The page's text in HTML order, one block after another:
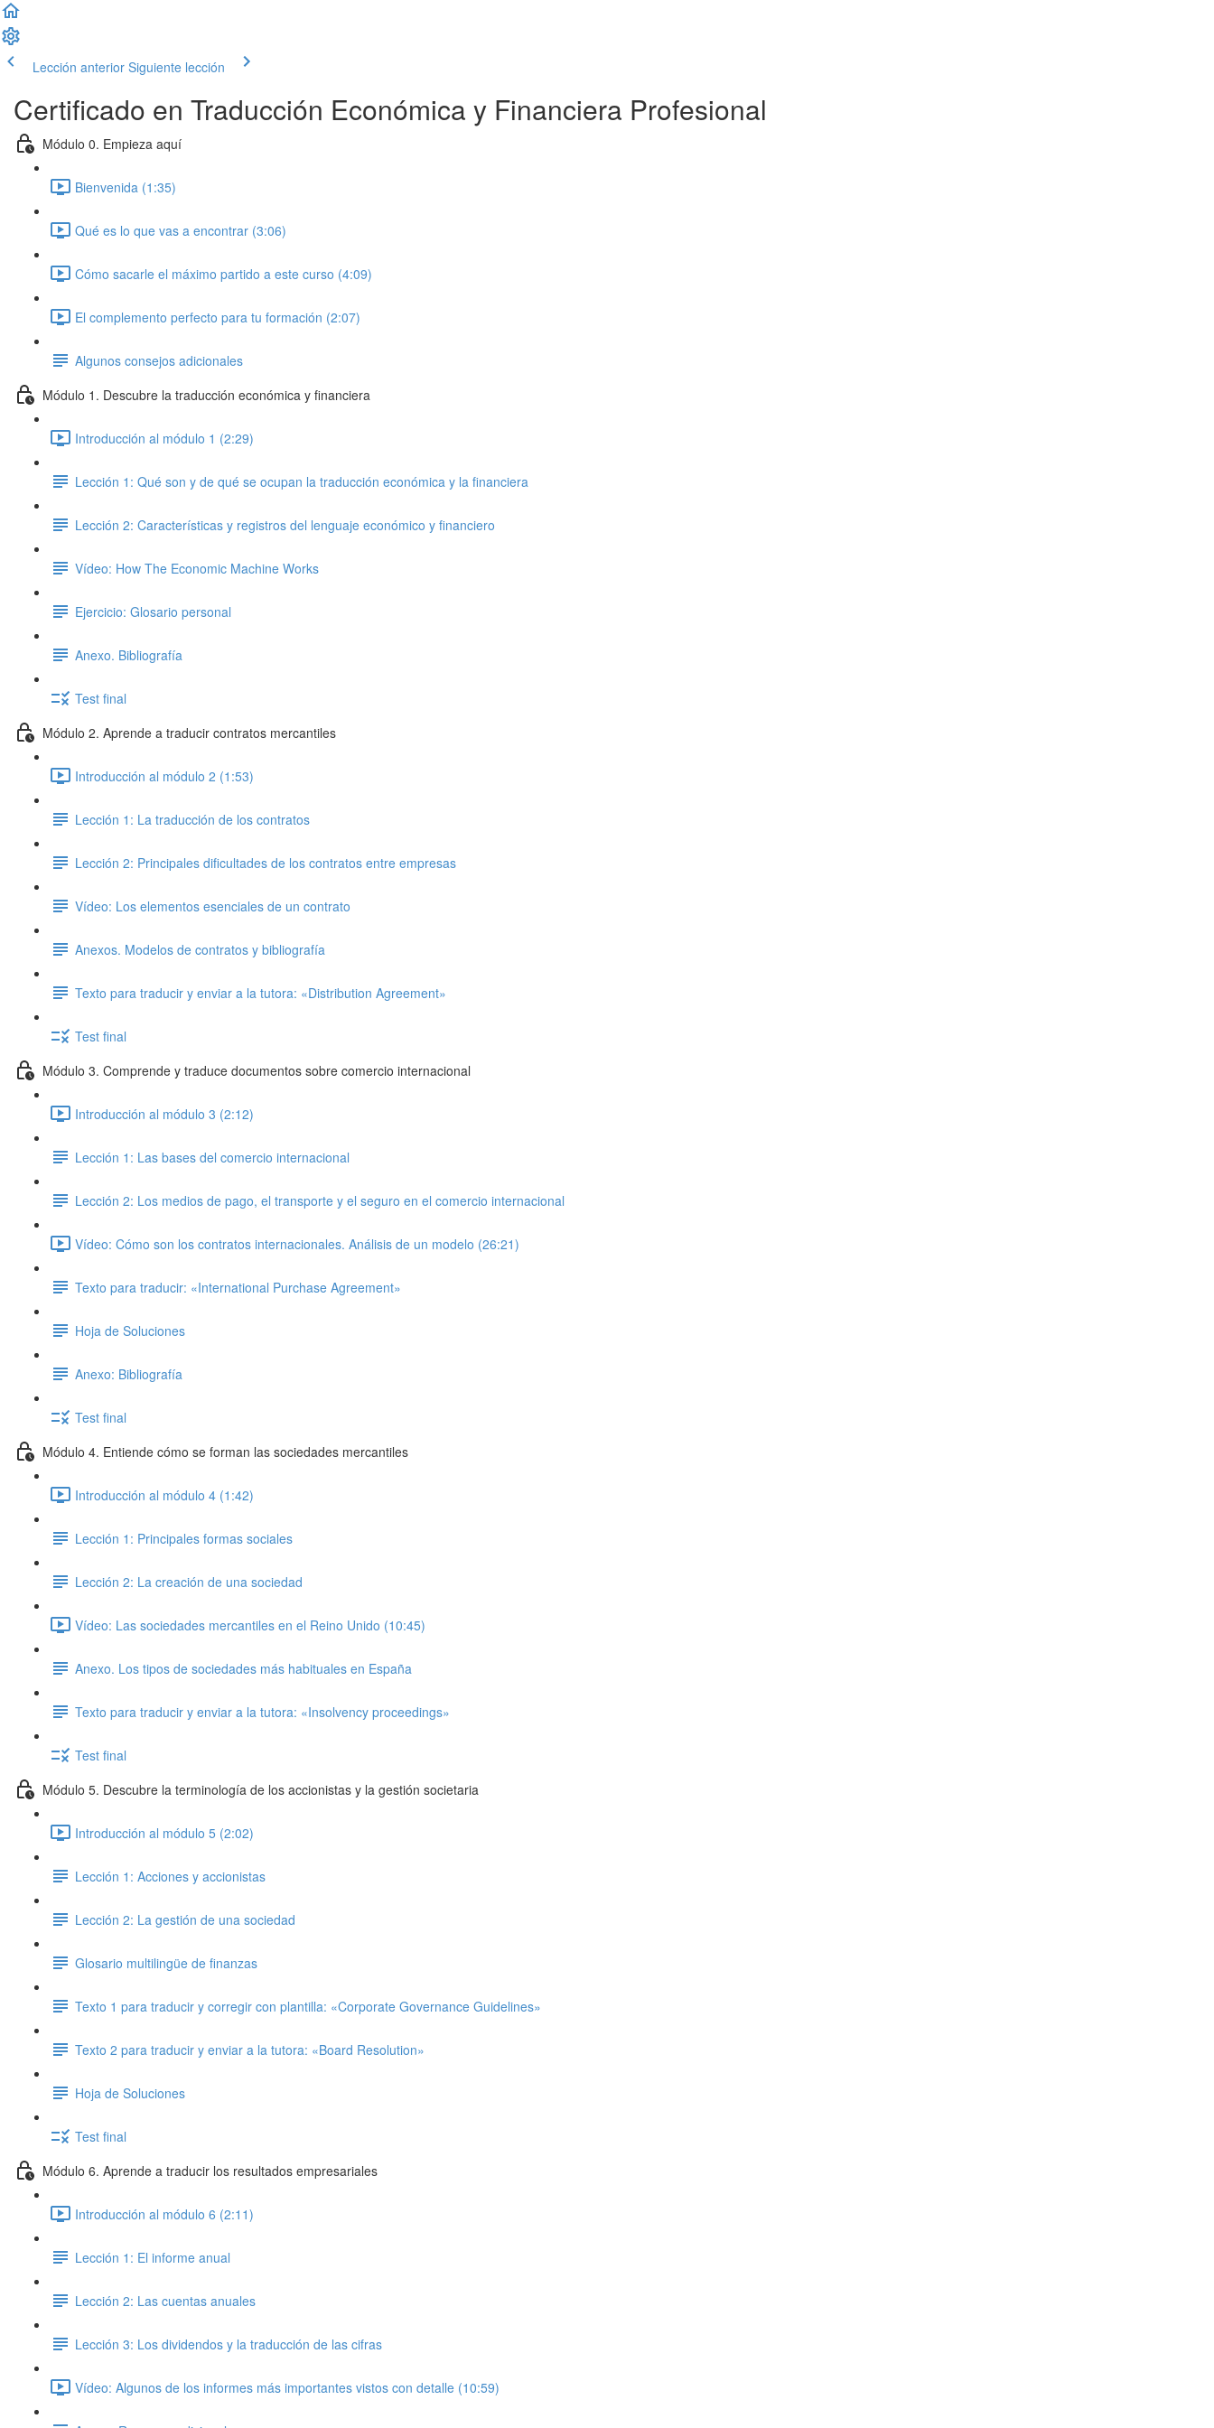
Lección anterior Siguiente lección
Certificado en Traducción Económica y Financiera Profesional
Módulo 0. Empieza aquí
Bienvenida (1:35)
Qué es lo que vas a encontrar (3:06)
Cómo sacarle el máximo partido a este curso (4:09)
El complemento perfecto para tu formación (2:07)
Algunos consejos adicionales
Módulo 1. Descubre la traducción económica y financiera
Introducción al módulo 1 (2:29)
Lección 1: Qué son y de qué se ocupan la traducción económica y la financiera
Lección 2: Características y registros del lenguaje económico y financiero
Vídeo: How The Economic Machine Works
Ejercicio: Glosario personal
Anexo. Bibliografía
Test final
Módulo 2. Aprende a traducir contratos mercantiles
Introducción al módulo 2 (1:53)
Lección 1: La traducción de los contratos
Lección 2: Principales dificultades de los contratos entre empresas
Vídeo: Los elementos esenciales de un contrato
Anexos. Modelos de contratos y bibliografía
Texto para traducir y enviar a la tutora: «Distribution Agreement»
Test final
Módulo 3. Comprende y traduce documentos sobre comercio internacional
Introducción al módulo 3 (2:12)
Lección 1: Las bases del comercio internacional
Lección 2: Los medios de pago, el transporte y el seguro en el comercio internacional
Vídeo: Cómo son los contratos internacionales. Análisis de un modelo (26:21)
Texto para traducir: «International Purchase Agreement»
Hoja de Soluciones
Anexo: Bibliografía
Test final
Módulo 4. Entiende cómo se forman las sociedades mercantiles
Introducción al módulo 4 (1:42)
Lección 1: Principales formas sociales
Lección 2: La creación de una sociedad
Vídeo: Las sociedades mercantiles en el Reino Unido (10:45)
Anexo. Los tipos de sociedades más habituales en España
Texto para traducir y enviar a la tutora: «Insolvency proceedings»
Test final
Módulo 5. Descubre la terminología de los accionistas y la gestión societaria
Introducción al módulo 5 (2:02)
Lección 1: Acciones y accionistas
Lección 2: La gestión de una sociedad
Glosario multilingüe de finanzas
Texto 1 para traducir y corregir con plantilla: «Corporate Governance Guidelines»
Texto 2 para traducir y enviar a la tutora: «Board Resolution»
Hoja de Soluciones
Test final
Módulo 6. Aprende a traducir los resultados empresariales
Introducción al módulo 6 (2:11)
Lección 1: El informe anual
Lección 2: Las cuentas anuales
Lección 3: Los dividendos y la traducción de las cifras
Vídeo: Algunos de los informes más importantes vistos con detalle (10:59)